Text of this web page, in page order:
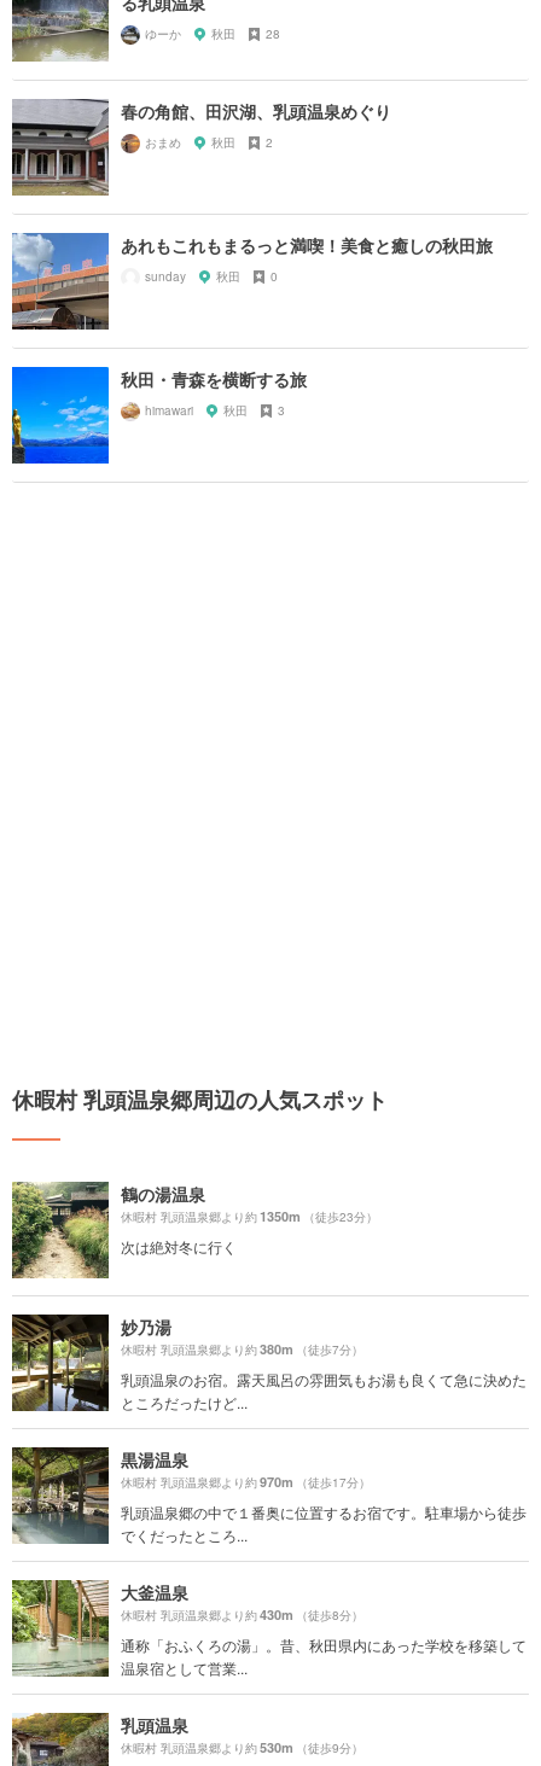
ゆーか 秋田 28
春の角館、田沢湖、乳頭温泉めぐり
おまめ 秋田 2
あれもこれもまるっと満喫！美食と癒しの秋田旅
sunday 秋田 0
秋田・青森を横断する旅
himawari 秋田 3
休暇村 乳頭温泉郷周辺の人気スポット
鶴の湯温泉
休暇村 乳頭温泉郷より約1350m （徒歩23分）
次は絶対冬に行く
妙乃湯
休暇村 乳頭温泉郷より約380m （徒歩7分）
乳頭温泉のお宿。露天風呂の雰囲気もお湯も良くて急に決めた
ところだったけど...
黒湯温泉
休暇村 乳頭温泉郷より約970m （徒歩17分）
乳頭温泉郷の中で１番奥に位置するお宿です。駐車場から徒歩
でくだったところ...
大釜温泉
休暇村 乳頭温泉郷より約430m （徒歩8分）
通称「おふくろの湯」。昔、秋田県内にあった学校を移築して
温泉宿として営業...
乳頭温泉
休暇村 乳頭温泉郷より約530m （徒歩9分）